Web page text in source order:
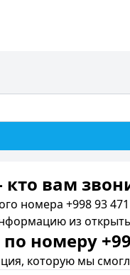
кто вам
номера +998 93
из
номеру
которую мы